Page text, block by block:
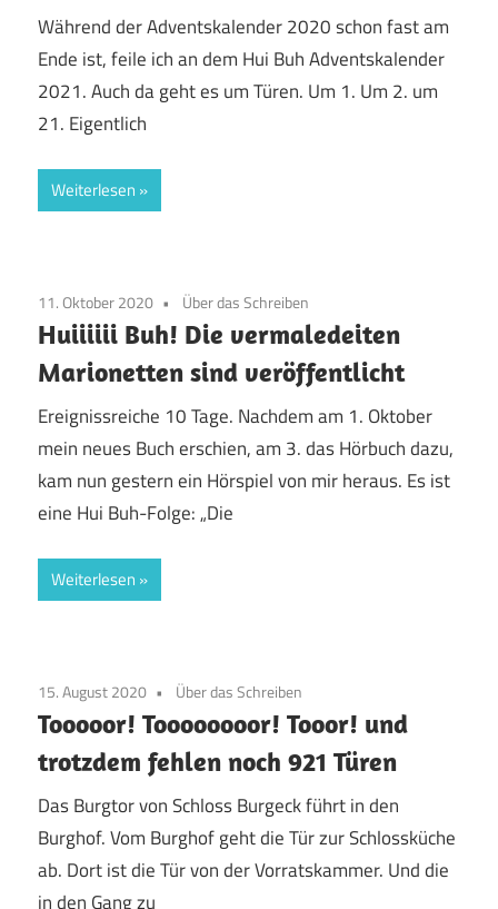
Während der Adventskalender 2020 schon fast am
Ende ist, feile ich an dem Hui Buh Adventskalender
2021. Auch da geht es um Türen. Um 1. Um 2. um
21. Eigentlich
Weiterlesen
11. Oktober 2020 Über das Schreiben
Huiiiiii Buh! Die vermaledeiten
Marionetten sind veröffentlicht
Ereignissreiche 10 Tage. Nachdem am 1. Oktober
mein neues Buch erschien, am 3. das Hörbuch dazu,
kam nun gestern ein Hörspiel von mir heraus. Es ist
eine Hui Buh-Folge: „Die
Weiterlesen
15. August 2020 Über das Schreiben
Tooooor! Toooooooor! Tooor! und
trotzdem fehlen noch 921 Türen
Das Burgtor von Schloss Burgeck führt in den
Burghof. Vom Burghof geht die Tür zur Schlossküche
ab. Dort ist die Tür von der Vorratskammer. Und die
in den Gang zu